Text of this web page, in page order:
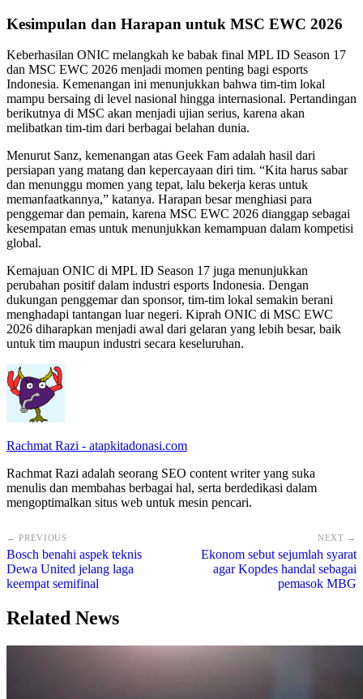
Kesimpulan dan Harapan untuk MSC EWC 2026
Keberhasilan ONIC melangkah ke babak final MPL ID Season 17
dan MSC EWC 2026 menjadi momen penting bagi esports
Indonesia. Kemenangan ini menunjukkan bahwa tim-tim lokal
mampu bersaing di level nasional hingga internasional. Pertandingan
berikutnya di MSC akan menjadi ujian serius, karena akan
melibatkan tim-tim dari berbagai belahan dunia.
Menurut Sanz, kemenangan atas Geek Fam adalah hasil dari
persiapan yang matang dan kepercayaan diri tim. “Kita harus sabar
dan menunggu momen yang tepat, lalu bekerja keras untuk
memanfaatkannya,” katanya. Harapan besar menghiasi para
penggemar dan pemain, karena MSC EWC 2026 dianggap sebagai
kesempatan emas untuk menunjukkan kemampuan dalam kompetisi
global.
Kemajuan ONIC di MPL ID Season 17 juga menunjukkan
perubahan positif dalam industri esports Indonesia. Dengan
dukungan penggemar dan sponsor, tim-tim lokal semakin berani
menghadapi tantangan luar negeri. Kiprah ONIC di MSC EWC
2026 diharapkan menjadi awal dari gelaran yang lebih besar, baik
untuk tim maupun industri secara keseluruhan.
Rachmat Razi - atapkitadonasi.com
Rachmat Razi adalah seorang SEO content writer yang suka
menulis dan membahas berbagai hal, serta berdedikasi dalam
mengoptimalkan situs web untuk mesin pencari.
← PREVIOUS
Bosch benahi aspek teknis
Dewa United jelang laga
keempat semifinal
NEXT →
Ekonom sebut sejumlah syarat
agar Kopdes handal sebagai
pemasok MBG
Related News